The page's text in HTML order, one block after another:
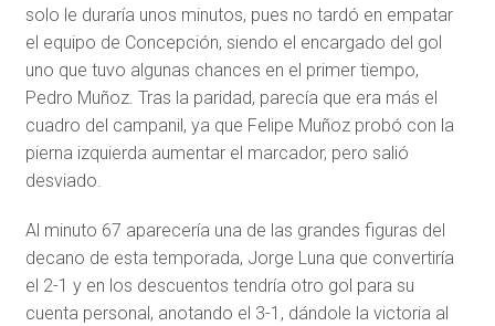
solo le duraría unos minutos, pues no tardó en empatar
el equipo de Concepción, siendo el encargado del gol
uno que tuvo algunas chances en el primer tiempo,
Pedro Muñoz. Tras la paridad, parecía que era más el
cuadro del campanil, ya que Felipe Muñoz probó con la
pierna izquierda aumentar el marcador, pero salió
desviado.
Al minuto 67 aparecería una de las grandes figuras del
decano de esta temporada, Jorge Luna que convertiría
el 2-1 y en los descuentos tendría otro gol para su
cuenta personal, anotando el 3-1, dándole la victoria al